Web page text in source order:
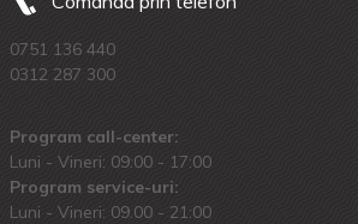
0751 136 440
0312 287 300
Program call-center:
Luni - Vineri: 09:00 - 17:00
Program service-uri:
Luni - Vineri: 09.00 - 21:00